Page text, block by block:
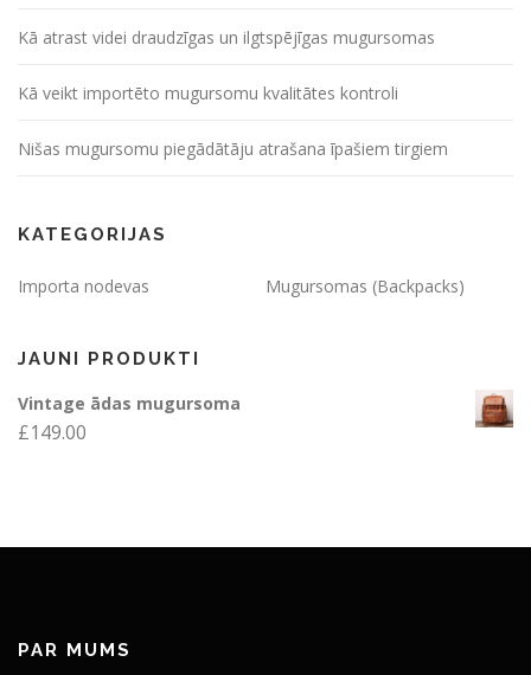
Kā atrast videi draudzīgas un ilgtspējīgas mugursomas
Kā veikt importēto mugursomu kvalitātes kontroli
Nišas mugursomu piegādātāju atrašana īpašiem tirgiem
KATEGORIJAS
Importa nodevas Mugursomas (Backpacks)
JAUNI PRODUKTI
Vintage ādas mugursoma
£149.00
PAR MUMS